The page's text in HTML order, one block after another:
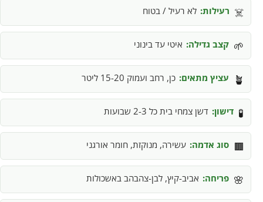
☠️ רעילות: לא רעיל / בטוח
🌱 קצב גדילה: איטי עד בינוני
🪴 עציץ מתאים: כן, רחב ועמוק 15-20 ליטר
🧪 דישון: דשן צמחי בית כל 2-3 שבועות
🟫 סוג אדמה: עשירה, מנוקזת, חומר אורגני
🌸 פריחה: אביב-קיץ, לבן-צהבהב באשכולות